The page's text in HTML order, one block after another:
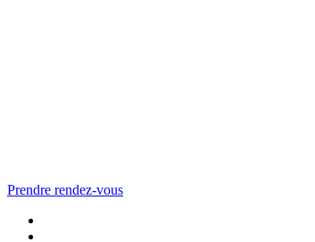
Prendre rendez-vous